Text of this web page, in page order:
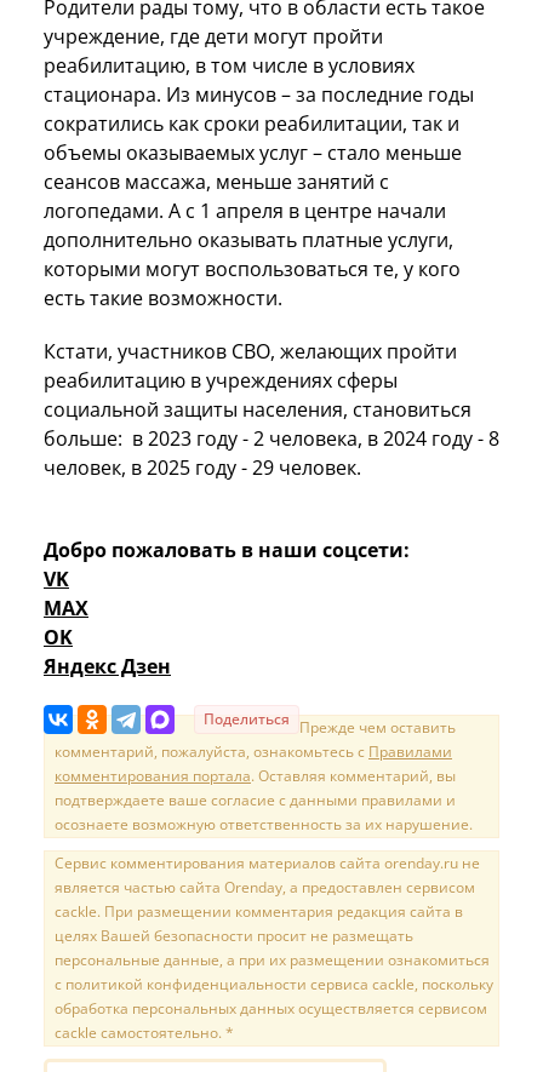
Родители рады тому, что в области есть такое
учреждение, где дети могут пройти
реабилитацию, в том числе в условиях
стационара. Из минусов – за последние годы
сократились как сроки реабилитации, так и
объемы оказываемых услуг – стало меньше
сеансов массажа, меньше занятий с
логопедами. А с 1 апреля в центре начали
дополнительно оказывать платные услуги,
которыми могут воспользоваться те, у кого
есть такие возможности.
Кстати, участников СВО, желающих пройти
реабилитацию в учреждениях сферы
социальной защиты населения, становиться
больше: в 2023 году - 2 человека, в 2024 году - 8
человек, в 2025 году - 29 человек.
Добро пожаловать в наши соцсети:
VK
MAX
OK
Яндекс Дзен
Поделиться Прежде чем оставить
комментарий, пожалуйста, ознакомьтесь с Правилами
комментирования портала. Оставляя комментарий, вы
подтверждаете ваше согласие с данными правилами и
осознаете возможную ответственность за их нарушение.
Сервис комментирования материалов сайта orenday.ru не
является частью сайта Orenday, а предоставлен сервисом
cackle. При размещении комментария редакция сайта в
целях Вашей безопасности просит не размещать
персональные данные, а при их размещении ознакомиться
с политикой конфиденциальности сервиса cackle, поскольку
обработка персональных данных осуществляется сервисом
cackle самостоятельно. *